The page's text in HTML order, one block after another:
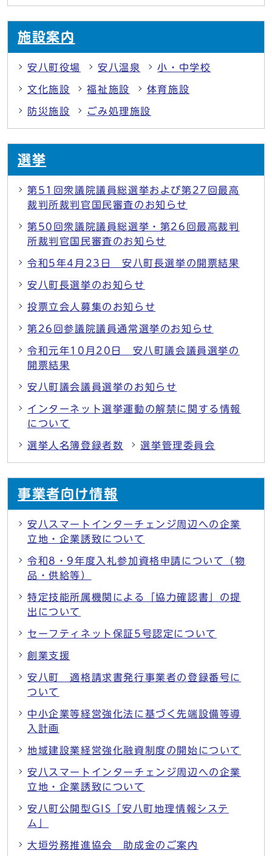
施設案内
安八町役場 安八温泉 小・中学校
文化施設 福祉施設 体育施設
防災施設 ごみ処理施設
選挙
第51回衆議院議員総選挙および第27回最高
裁判所裁判官国民審査のお知らせ
第50回衆議院議員総選挙・第26回最高裁判
所裁判官国民審査のお知らせ
令和5年4月23日 安八町長選挙の開票結果
安八町長選挙のお知らせ
投票立会人募集のお知らせ
第26回参議院議員通常選挙のお知らせ
令和元年10月20日 安八町議会議員選挙の
開票結果
安八町議会議員選挙のお知らせ
インターネット選挙運動の解禁に関する情報
について
選挙人名簿登録者数 選挙管理委員会
事業者向け情報
安八スマートインターチェンジ周辺への企業
立地・企業誘致について
令和8・9年度入札参加資格申請について（物
品・供給等）
特定技能所属機関による「協力確認書」の提
出について
セーフティネット保証5号認定について
創業支援
安八町 適格請求書発行事業者の登録番号に
ついて
中小企業等経営強化法に基づく先端設備等導
入計画
地域建設業経営強化融資制度の開始について
安八スマートインターチェンジ周辺への企業
立地・企業誘致について
安八町公開型GIS「安八町地理情報システ
ム」
大垣労務推進協会 助成金のご案内